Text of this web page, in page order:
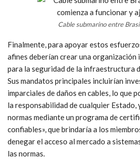
de regiones subrepresentadas como
Océano Índico y el Sudeste Asiático,
más importantes en el cableado global.
participar a operadores y
debería tener como objetivo elaborar
comportamiento responsable para los
posteriormente se integre en las
Cable submarino entre
Finalmente, para apoyar estos
afines deberían crear una organización